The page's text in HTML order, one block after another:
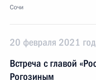
Сочи
20 февраля 2021
Встреча с главой
Рогозиным